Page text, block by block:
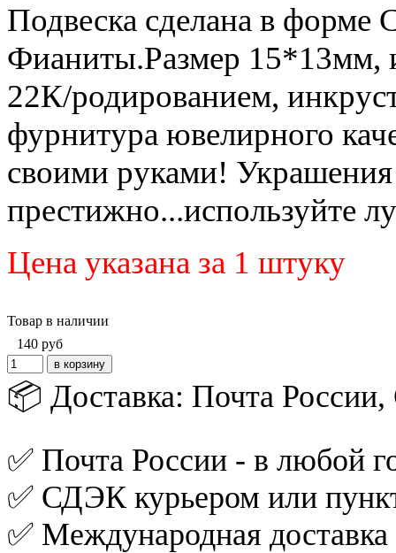
Подвеска сделана в форме
Фианиты.Размер 15*13мм,
22К/родированием,
фурнитура ювелирного
своими руками! Украшения
престижно...используйте
Цена указана за 1 штуку
Товар в наличии
140 руб
📦 Доставка: Почта
✅ Почта России - в любой
✅ СДЭК курьером или
✅ Международная